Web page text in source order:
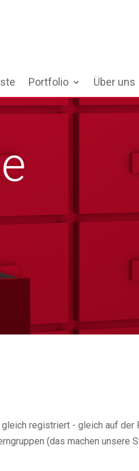
Portfolio Über uns
registriert - gleich auf der
(das machen unsere